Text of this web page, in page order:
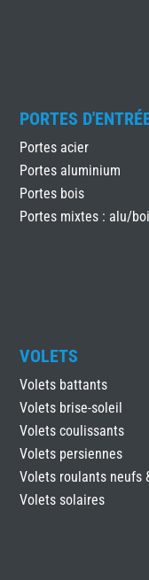
PORTES
Portes acier
Portes aluminium
Portes bois
Portes mixtes : alu/
VOLETS
Volets battants
Volets brise-soleil
Volets coulissants
Volets persiennes
Volets roulants neufs
Volets solaires